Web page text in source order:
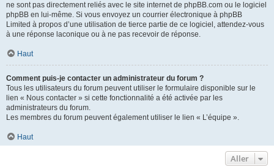
ne sont pas directement reliés avec le site internet de phpBB.com ou le logiciel
phpBB en lui-même. Si vous envoyez un courrier électronique à phpBB
Limited à propos d’une utilisation de tierce partie de ce logiciel, attendez-vous
à une réponse laconique ou à ne pas recevoir de réponse.
Haut
Comment puis-je contacter un administrateur du forum ?
Tous les utilisateurs du forum peuvent utiliser le formulaire disponible sur le
lien « Nous contacter » si cette fonctionnalité a été activée par les
administrateurs du forum.
Les membres du forum peuvent également utiliser le lien « L’équipe ».
Haut
Aller